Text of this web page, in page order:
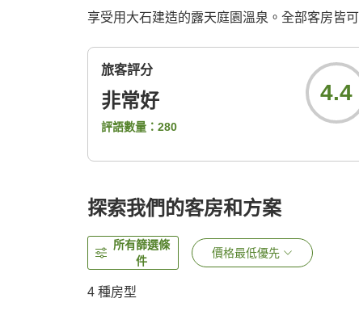
享受用大石建造的露天庭園溫泉。全部客房皆
旅客評分
非常好
評語數量： 280
4.4
探索我們的客房和方案
所有篩選條
件
價格最低優先
4 種房型